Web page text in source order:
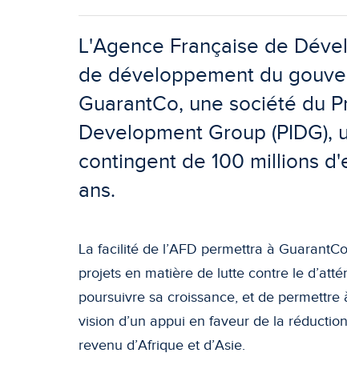
L'Agence Française de
de développement du
GuarantCo, une société du
Development Group (PIDG),
contingent de 100 millions
ans.
La facilité de l’AFD permettra à
projets en matière de lutte contre le
poursuivre sa croissance, et de
vision d’un appui en faveur de la
revenu d’Afrique et d’Asie.